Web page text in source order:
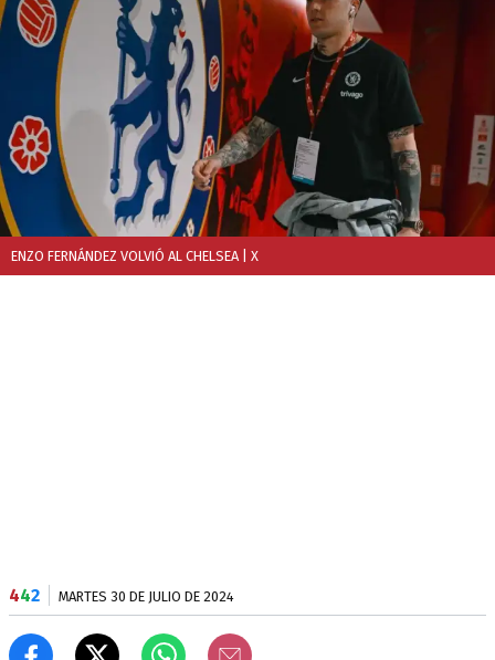
ENZO FERNÁNDEZ VOLVIÓ AL CHELSEA | X
442 MARTES 30 DE JULIO DE 2024